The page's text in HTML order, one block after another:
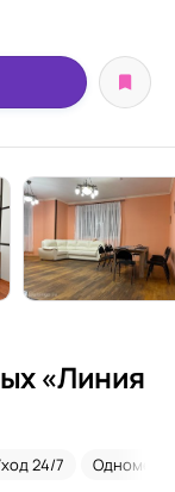
«Линия
24/7